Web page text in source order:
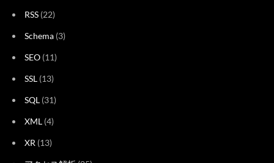
RSS (22)
Schema (3)
SEO (11)
SSL (13)
SQL (31)
XML (4)
XR (13)